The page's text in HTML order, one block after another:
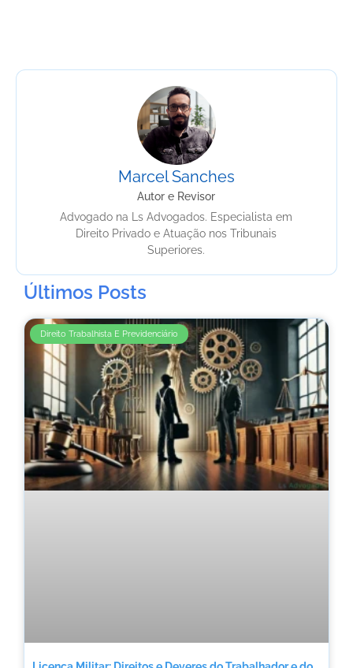
Marcel Sanches
Autor e Revisor
Advogado na Ls Advogados. Especialista em
Direito Privado e Atuação nos Tribunais
Superiores.
Últimos Posts
Direito Trabalhista E Previdenciário